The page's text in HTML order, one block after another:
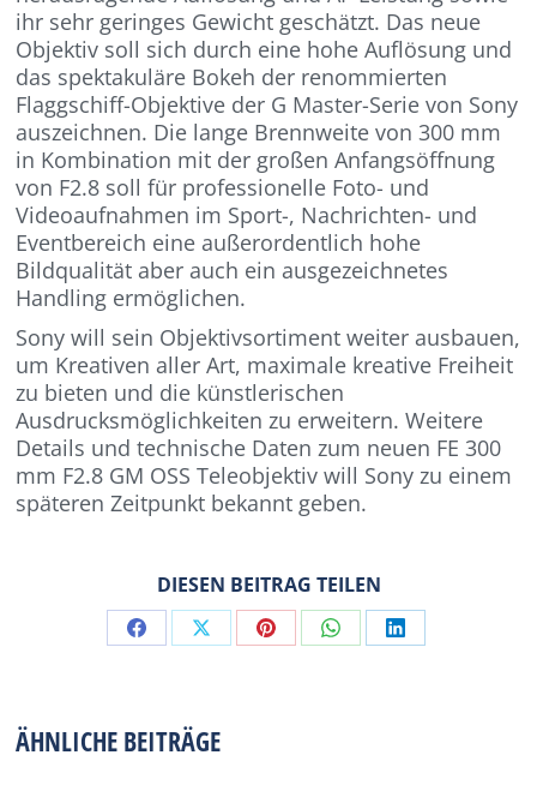
ihr sehr geringes Gewicht geschätzt. Das neue
Objektiv soll sich durch eine hohe Auflösung und
das spektakuläre Bokeh der renommierten
Flaggschiff-Objektive der G Master-Serie von Sony
auszeichnen. Die lange Brennweite von 300 mm
in Kombination mit der großen Anfangsöffnung
von F2.8 soll für professionelle Foto- und
Videoaufnahmen im Sport-, Nachrichten- und
Eventbereich eine außerordentlich hohe
Bildqualität aber auch ein ausgezeichnetes
Handling ermöglichen.
Sony will sein Objektivsortiment weiter ausbauen,
um Kreativen aller Art, maximale kreative Freiheit
zu bieten und die künstlerischen
Ausdrucksmöglichkeiten zu erweitern. Weitere
Details und technische Daten zum neuen FE 300
mm F2.8 GM OSS Teleobjektiv will Sony zu einem
späteren Zeitpunkt bekannt geben.
DIESEN BEITRAG TEILEN
Share Share Share Share Share
ÄHNLICHE BEITRÄGE